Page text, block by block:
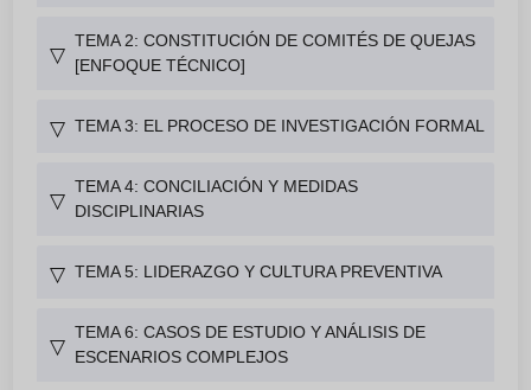
▽
TEMA 2: CONSTITUCIÓN DE COMITÉS DE QUEJAS
[ENFOQUE TÉCNICO]
▽ TEMA 3: EL PROCESO DE INVESTIGACIÓN FORMAL
▽
TEMA 4: CONCILIACIÓN Y MEDIDAS
DISCIPLINARIAS
▽ TEMA 5: LIDERAZGO Y CULTURA PREVENTIVA
▽
TEMA 6: CASOS DE ESTUDIO Y ANÁLISIS DE
ESCENARIOS COMPLEJOS